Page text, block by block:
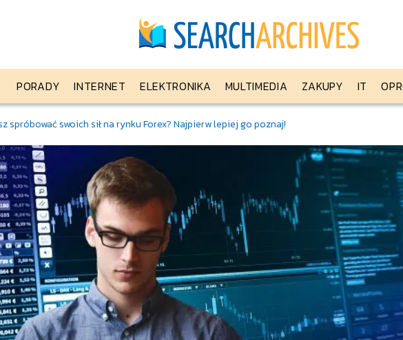
PORADY INTERNET ELEKTRONIKA MULTIMEDIA ZAKUPY IT
spróbować swoich sił na rynku Forex? Najpierw lepiej go poznaj!